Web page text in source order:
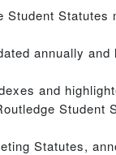
annually
and
Student
Statutes,